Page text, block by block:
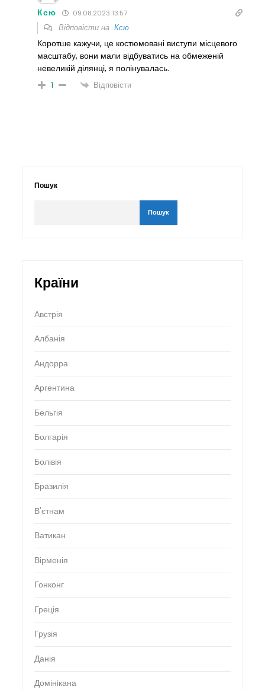
Ксю 09.08.2023 13:57
Відповісти наКсю
Коротше кажучи, це костюмовані виступи місцевого
масштабу, вони мали відбуватись на обмеженій
невеликій ділянці, я полінувалась.
1
Відповісти
Пошук
Пошук
Країни
Австрія
Албанія
Андорра
Аргентина
Бельгія
Болгарія
Болівія
Бразилія
В'єтнам
Ватикан
Вірменія
Гонконг
Греція
Грузія
Данія
Домінікана